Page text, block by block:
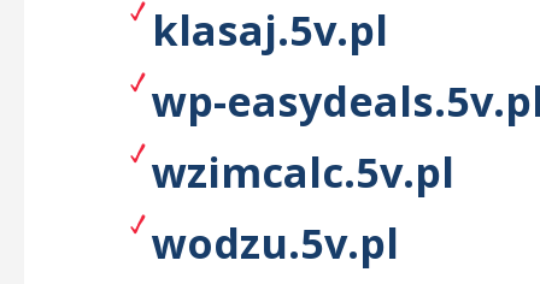
klasaj.5v.pl
wp-
wzimcalc.5v.pl
wodzu.5v.pl